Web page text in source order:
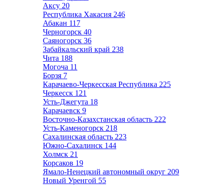
Аксу 20
Республика Хакасия 246
Абакан 117
Черногорск 40
Саяногорск 36
Забайкальский край 238
Чита 188
Могоча 11
Борзя 7
Карачаево-Черкесская Республика 225
Черкесск 121
Усть-Джегута 18
Карачаевск 9
Восточно-Казахстанская область 222
Усть-Каменогорск 218
Сахалинская область 223
Южно-Сахалинск 144
Холмск 21
Корсаков 19
Ямало-Ненецкий автономный округ 209
Новый Уренгой 55